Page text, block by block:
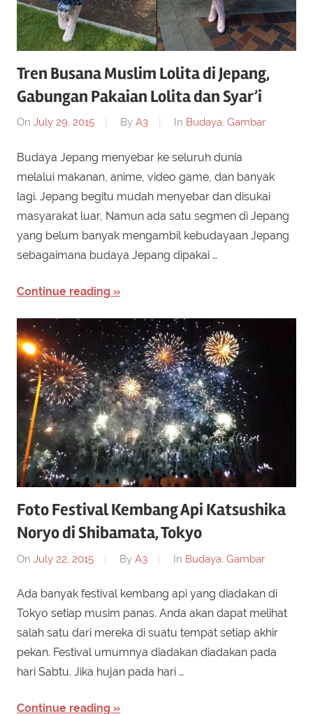
Tren Busana Muslim Lolita di Jepang,
Gabungan Pakaian Lolita dan Syar’i
On July 29, 2015 By A3 In Budaya, Gambar
Budaya Jepang menyebar ke seluruh dunia
melalui makanan, anime, video game, dan banyak
lagi. Jepang begitu mudah menyebar dan disukai
masyarakat luar, Namun ada satu segmen di Jepang
yang belum banyak mengambil kebudayaan Jepang
sebagaimana budaya Jepang dipakai …
Continue reading
Foto Festival Kembang Api Katsushika
Noryo di Shibamata, Tokyo
On July 22, 2015 By A3 In Budaya Gambar
Ada banyak festival kembang api yang diadakan di
Tokyo setiap musim panas. Anda akan dapat melihat
salah satu dari mereka di suatu tempat setiap akhir
pekan. Festival umumnya diadakan diadakan pada
hari Sabtu. Jika hujan pada hari …
Continue reading